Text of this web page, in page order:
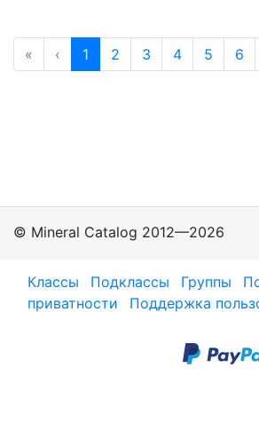
« ‹ 1 2 3 4 5 6
© Mineral Catalog 2012—2026
Классы Подклассы Группы
приватности
Поддержка